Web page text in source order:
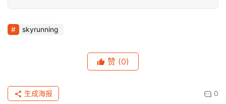
skyrunning
赞 (0)
0
生成海报